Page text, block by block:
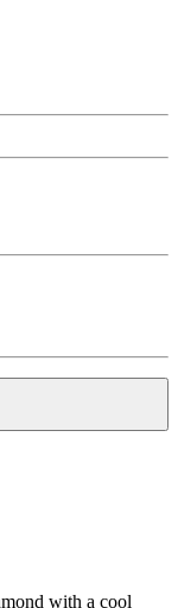
with a cool